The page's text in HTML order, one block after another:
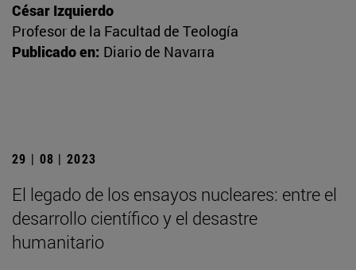
César Izquierdo
Profesor de la Facultad de Teología
Publicado en: Diario de Navarra
29 | 08 | 2023
El legado de los ensayos nucleares: entre el
desarrollo científico y el desastre
humanitario